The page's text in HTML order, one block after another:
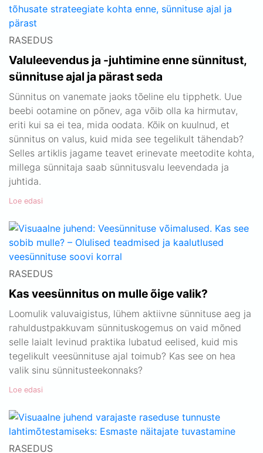
RASEDUS
Valuleevendus ja -juhtimine enne sünnitust,
sünnituse ajal ja pärast seda
Sünnitus on vanemate jaoks tõeline elu tipphetk. Uue
beebi ootamine on põnev, aga võib olla ka hirmutav,
eriti kui sa ei tea, mida oodata. Kõik on kuulnud, et
sünnitus on valus, kuid mida see tegelikult tähendab?
Selles artiklis jagame teavet erinevate meetodite kohta,
millega sünnitaja saab sünnitusvalu leevendada ja
juhtida.
Loe edasi
RASEDUS
Kas veesünnitus on mulle õige valik?
Loomulik valuvaigistus, lühem aktiivne sünnituse aeg ja
rahuldustpakkuvam sünnituskogemus on vaid mõned
selle laialt levinud praktika lubatud eelised, kuid mis
tegelikult veesünnituse ajal toimub? Kas see on hea
valik sinu sünnitusteekonnaks?
Loe edasi
RASEDUS